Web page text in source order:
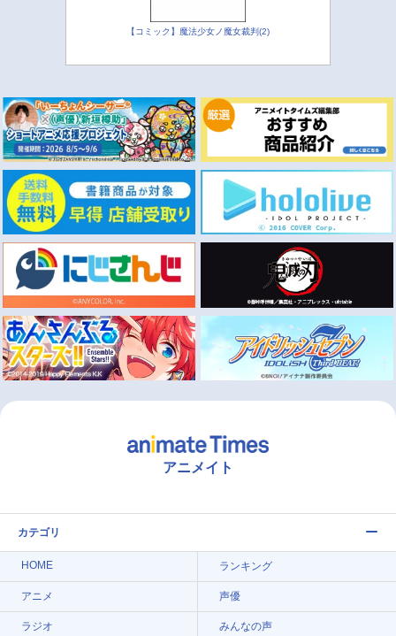
【コミック】魔法少女ノ魔女裁判(2)
アニメイト
カテゴリ
HOME ランキング
アニメ 声優
ラジオ みんなの声